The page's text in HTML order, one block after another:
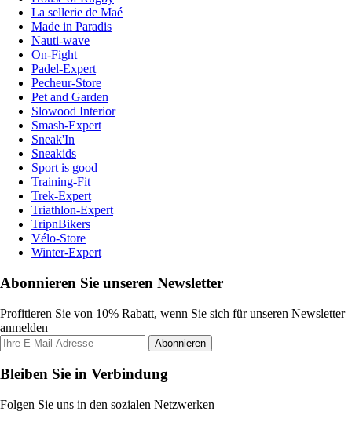
La sellerie de Maé
Made in Paradis
Nauti-wave
On-Fight
Padel-Expert
Pecheur-Store
Pet and Garden
Slowood Interior
Smash-Expert
Sneak'In
Sneakids
Sport is good
Training-Fit
Trek-Expert
Triathlon-Expert
TripnBikers
Vélo-Store
Winter-Expert
Abonnieren Sie unseren Newsletter
Profitieren Sie von 10% Rabatt, wenn Sie sich für unseren Newsletter
anmelden
Abonnieren
Bleiben Sie in Verbindung
Folgen Sie uns in den sozialen Netzwerken